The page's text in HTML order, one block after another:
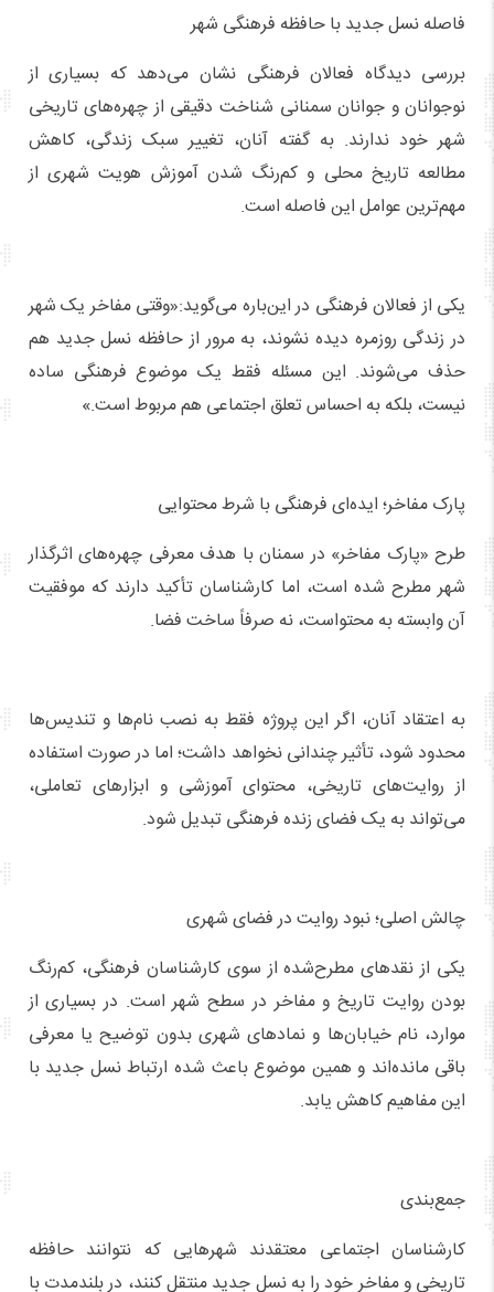
فاصله نسل جدید با حافظه فرهنگی شهر
بررسی دیدگاه فعالان فرهنگی نشان می‌دهد که بسیاری از
نوجوانان و جوانان سمنانی شناخت دقیقی از چهره‌های تاریخی
شهر خود ندارند. به گفته آنان، تغییر سبک زندگی، کاهش
مطالعه تاریخ محلی و کم‌رنگ شدن آموزش هویت شهری از
مهم‌ترین عوامل این فاصله است.
یکی از فعالان فرهنگی در این‌باره می‌گوید:«وقتی مفاخر یک شهر
در زندگی روزمره دیده نشوند، به مرور از حافظه نسل جدید هم
حذف می‌شوند. این مسئله فقط یک موضوع فرهنگی ساده
نیست، بلکه به احساس تعلق اجتماعی هم مربوط است.»
پارک مفاخر؛ ایده‌ای فرهنگی با شرط محتوایی
طرح «پارک مفاخر» در سمنان با هدف معرفی چهره‌های اثرگذار
شهر مطرح شده است، اما کارشناسان تأکید دارند که موفقیت
آن وابسته به محتواست، نه صرفاً ساخت فضا.
به اعتقاد آنان، اگر این پروژه فقط به نصب نام‌ها و تندیس‌ها
محدود شود، تأثیر چندانی نخواهد داشت؛ اما در صورت استفاده
از روایت‌های تاریخی، محتوای آموزشی و ابزارهای تعاملی،
می‌تواند به یک فضای زنده فرهنگی تبدیل شود.
چالش اصلی؛ نبود روایت در فضای شهری
یکی از نقدهای مطرح‌شده از سوی کارشناسان فرهنگی، کم‌رنگ
بودن روایت تاریخ و مفاخر در سطح شهر است. در بسیاری از
موارد، نام خیابان‌ها و نمادهای شهری بدون توضیح یا معرفی
باقی مانده‌اند و همین موضوع باعث شده ارتباط نسل جدید با
این مفاهیم کاهش یابد.
جمع‌بندی
کارشناسان اجتماعی معتقدند شهرهایی که نتوانند حافظه
تاریخی و مفاخر خود را به نسل جدید منتقل کنند، در بلندمدت با